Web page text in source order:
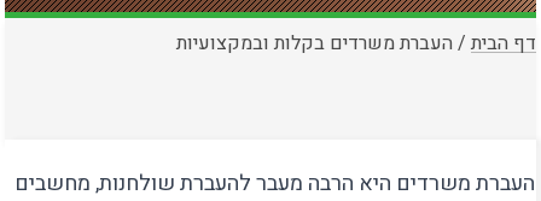
דף הבית / העברת משרדים בקלות ובמקצועיות
העברת משרדים היא הרבה מעבר להעברת שולחנות, מחשבים